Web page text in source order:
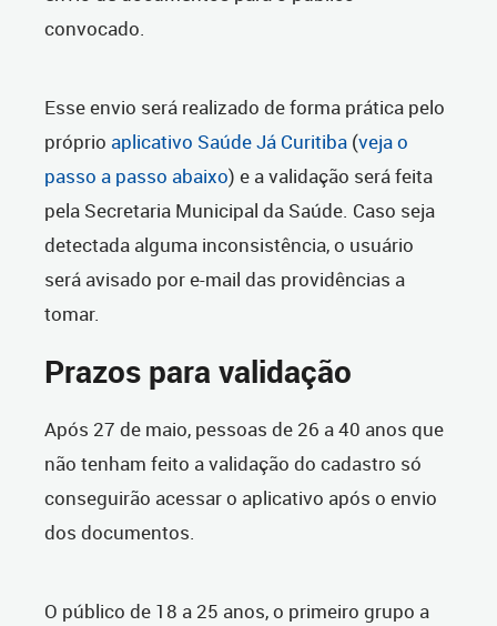
convocado.
Esse envio será realizado de forma prática pelo
próprio aplicativo Saúde Já Curitiba (veja o
passo a passo abaixo) e a validação será feita
pela Secretaria Municipal da Saúde. Caso seja
detectada alguma inconsistência, o usuário
será avisado por e-mail das providências a
tomar.
Prazos para validação
Após 27 de maio, pessoas de 26 a 40 anos que
não tenham feito a validação do cadastro só
conseguirão acessar o aplicativo após o envio
dos documentos.
O público de 18 a 25 anos, o primeiro grupo a